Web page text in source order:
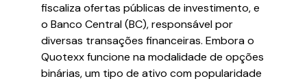
fiscaliza ofertas públicas de investimento, e
o Banco Central (BC), responsável por
diversas transações financeiras. Embora o
Quotexx funcione na modalidade de opções
binárias, um tipo de ativo com popularidade